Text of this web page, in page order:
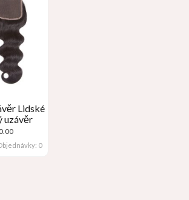
Lidské
uzávěr
Cenové
rozpětí:
$24.00
0